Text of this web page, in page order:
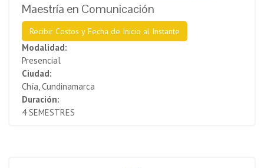
Maestría en Comunicación
Recibir Costos y Fecha de Inicio al Instante
Modalidad:
Presencial
Ciudad:
Chía, Cundinamarca
Duración:
4 SEMESTRES